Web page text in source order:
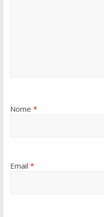
Nome *
Email *